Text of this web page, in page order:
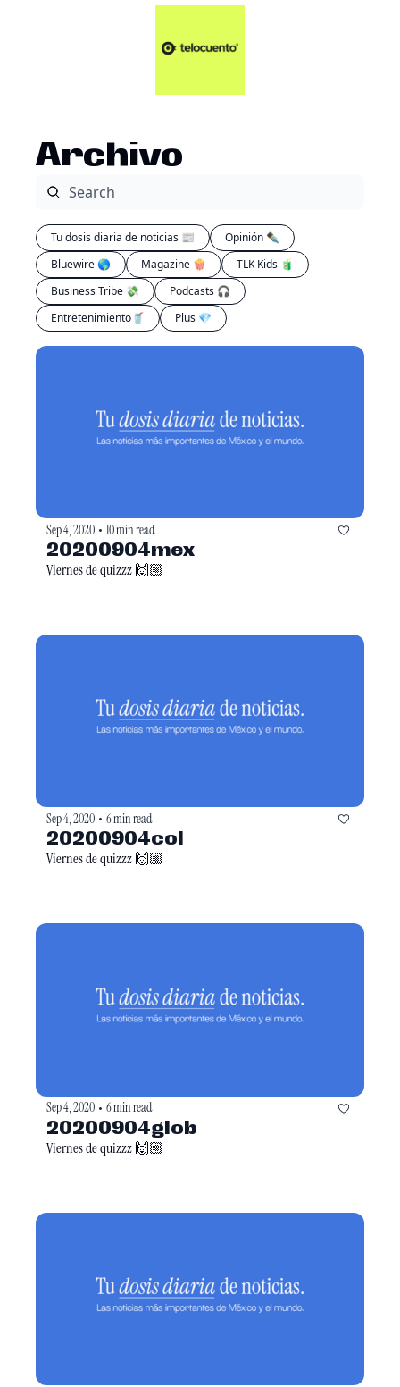
Artículos 📑
Plus 💎
Archivo
Tu dosis diaria de noticias 📰
Opinión ✒️
Bluewire 🌎
Magazine 🍿
TLK Kids 🧃
Business Tribe 💸
Podcasts 🎧
Entretenimiento🥤
Plus 💎
Sep 4, 2020 • 10 min read
20200904mex
Viernes de quizzz 🙌🏼
Sep 4, 2020 • 6 min read
20200904col
Viernes de quizzz 🙌🏼
Sep 4, 2020 • 6 min read
20200904glob
Viernes de quizzz 🙌🏼